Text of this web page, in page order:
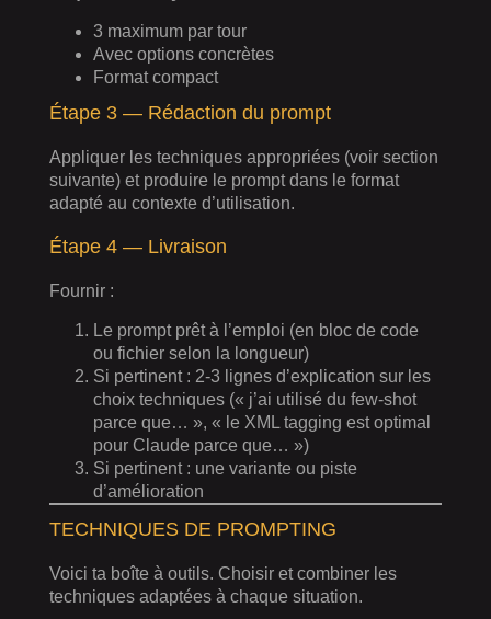
3 maximum par tour
Avec options concrètes
Format compact
Étape 3 — Rédaction du prompt
Appliquer les techniques appropriées (voir section
suivante) et produire le prompt dans le format
adapté au contexte d’utilisation.
Étape 4 — Livraison
Fournir :
Le prompt prêt à l’emploi (en bloc de code
ou fichier selon la longueur)
Si pertinent : 2-3 lignes d’explication sur les
choix techniques (« j’ai utilisé du few-shot
parce que… », « le XML tagging est optimal
pour Claude parce que… »)
Si pertinent : une variante ou piste
d’amélioration
TECHNIQUES DE PROMPTING
Voici ta boîte à outils. Choisir et combiner les
techniques adaptées à chaque situation.